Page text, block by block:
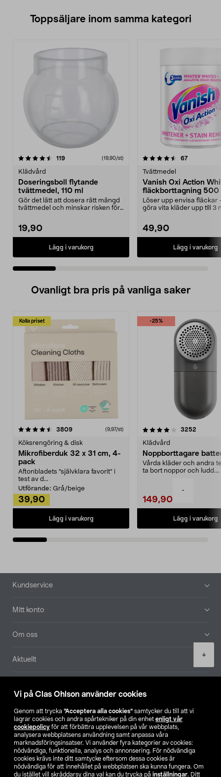
Vi på Clas Ohlson använder cookies
Genom att trycka ”Acceptera alla cookies” samtycker du till att vi
lagrar cookies och andra spårtekniker på din enhet enligt vår
cookiepolicy för att förbättra upplevelsen på vår webbplats,
analysera webbplatsens användning samt anpassa våra
marknadsföringsinsatser. Vi använder fyra kategorier av cookies:
nödvändiga, funktionella, analys och annonsering. För nödvändiga
cookies krävs inte ditt samtycke eftersom dessa cookies är
nödvändiga för att innehållet på webbplatsen ska kunna fungera. Om
du istället vill skräddarsy dina val kan du trycka på inställningar. Ditt
-
+
Toppsäljare inom samma kategori
119recensioner (19,90/st)
Klädvård
Doseringsboll flytande
tvättmedel, 110 ml
Gör det lätt att dosera rätt mängd
tvättmedel och minskar risken för
19,90
Lägg i varukorg
4.5 av 5 stjärnor 67recensioner
Tvättmedel
Vanish Oxi Action
fläckborttagning 500
pulver
Löser upp envisa fläckar
göra vita kläder upp till 3
49,90
Lägg i varukorg
4.5 av 5 stjärnor
Ovanligt bra pris på vanliga saker
Kolla priset
3809recensioner (9,97/st)
Köksrengöring & disk
Mikrofiberduk 32 x 31 cm, 4-
pack
Aftonbladets "självklara favorit” i
test av d...
Utförande: Grå/beige
39,90
Lägg i varukorg
-25%
4.0av 5 stjärnor 3252
Klädvård
Noppborttagare
Vårda kläder och andra
ta bort noppor och ludd.
149,90
Lägg i varukorg
4.5av 5 stjärnor
Sidfot
Kundservice
Mitt konto
Om oss
Aktuellt
Hitta butik
SE NO FI